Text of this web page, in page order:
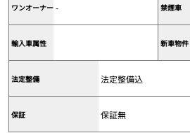
ワンオーナー - 禁煙車
輸入車属性 新車物件
法定整備 法定整備込
保証 保証無